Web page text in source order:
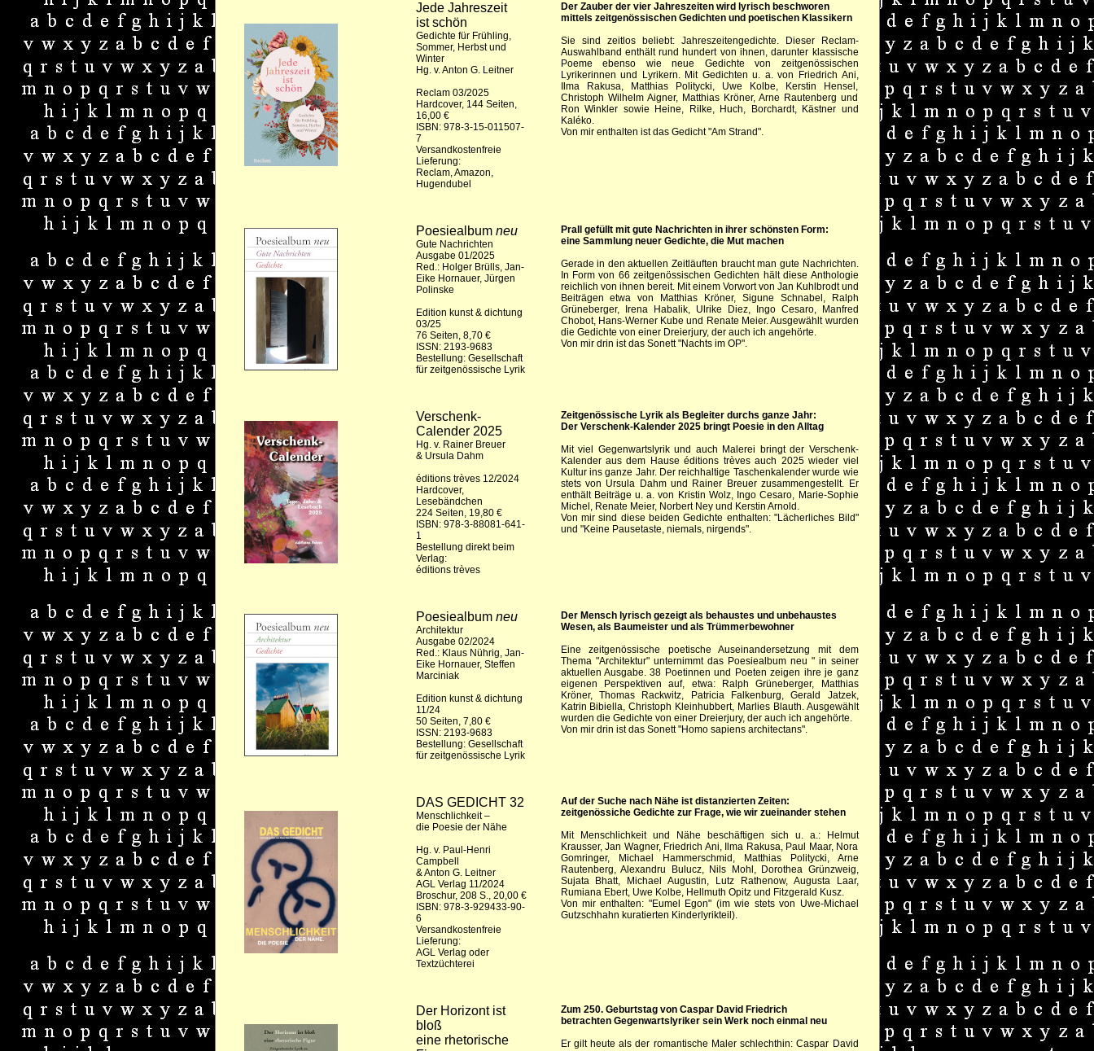
Jede Jahreszeit
ist schön
Gedichte für Frühling,
Sommer, Herbst und
Winter
Hg. v. Anton G. Leitner
Reclam 03/2025
Hardcover, 144 Seiten,
16,00 €
ISBN: 978-3-15-011507-
7
Versandkostenfreie
Lieferung:
Reclam,Amazon,
Hugendubel
Der Zauber der vier Jahreszeiten wird lyrisch beschworen
mittels zeitgenössischen Gedichten und poetischen Klassikern
Sie sind zeitlos beliebt: Jahreszeitengedichte. Dieser Reclam-
Auswahlband enthält rund hundert von ihnen, darunter klassische
Poeme ebenso wie neue Gedichte von zeitgenössischen
Lyrikerinnen und Lyrikern. Mit Gedichten u. a. von Friedrich Ani,
Ilma Rakusa, Matthias Politycki, Uwe Kolbe, Kerstin Hensel,
Christoph Wilhelm Aigner, Matthias Kröner, Arne Rautenberg und
Ron Winkler sowie Heine, Rilke, Huch, Borchardt, Kästner und
Kaléko.
Von mir enthalten ist das Gedicht "Am Strand".
Poesiealbum neu
Gute Nachrichten
Ausgabe 01/2025
Red.: Holger Brülls, Jan-
Eike Hornauer, Jürgen
Polinske
Edition kunst & dichtung
03/25
76 Seiten, 8,70 €
ISSN: 2193-9683
Bestellung: Gesellschaft
für zeitgenössische Lyrik
Prall gefüllt mit gute Nachrichten in ihrer schönsten Form:
eine Sammlung neuer Gedichte, die Mut machen
Gerade in den aktuellen Zeitläuften braucht man gute Nachrichten.
In Form von 66 zeitgenössischen Gedichten hält diese Anthologie
reichlich von ihnen bereit. Mit einem Vorwort von Jan Kuhlbrodt und
Beiträgen etwa von Matthias Kröner, Sigune Schnabel, Ralph
Grüneberger, Irena Habalik, Ulrike Diez, Ingo Cesaro, Manfred
Chobot, Hans-Werner Kube und Renate Meier. Ausgewählt wurden
die Gedichte von einer Dreierjury, der auch ich angehörte.
Von mir drin ist das Sonett "Nachts im OP".
Verschenk-
Calender 2025
Hg. v. Rainer Breuer
& Ursula Dahm
éditions trèves 12/2024
Hardcover,
Lesebändchen
224 Seiten, 19,80 €
ISBN: 978-3-88081-641-
1
Bestellung direkt beim
Verlag:
éditions trèves
Zeitgenössische Lyrik als Begleiter durchs ganze Jahr:
Der Verschenk-Kalender 2025 bringt Poesie in den Alltag
Mit viel Gegenwartslyrik und auch Malerei bringt der Verschenk-
Kalender aus dem Hause éditions trèves auch 2025 wieder viel
Kultur ins ganze Jahr. Der reichhaltige Taschenkalender wurde wie
stets von Ursula Dahm und Rainer Breuer zusammengestellt. Er
enthält Beiträge u. a. von Kristin Wolz, Ingo Cesaro, Marie-Sophie
Michel, Renate Meier, Norbert Ney und Kerstin Arnold.
Von mir sind diese beiden Gedichte enthalten: "Lächerliches Bild"
und "Keine Pausetaste, niemals, nirgends".
Poesiealbum neu
Architektur
Ausgabe 02/2024
Red.: Klaus Nührig, Jan-
Eike Hornauer, Steffen
Marciniak
Edition kunst & dichtung
11/24
50 Seiten, 7,80 €
ISSN: 2193-9683
Bestellung: Gesellschaft
für zeitgenössische Lyrik
Der Mensch lyrisch gezeigt als behaustes und unbehaustes
Wesen, als Baumeister und als Trümmerbewohner
Eine zeitgenössische poetische Auseinandersetzung mit dem
Thema "Architektur" unternimmt das Poesiealbum neu " in seiner
aktuellen Ausgabe. 38 Poetinnen und Poeten zeigen ihre je ganz
eigenen Perspektiven auf, etwa: Ralph Grüneberger, Matthias
Kröner, Thomas Rackwitz, Patricia Falkenburg, Gerald Jatzek,
Katrin Bibiella, Christoph Kleinhubbert, Marlies Blauth. Ausgewählt
wurden die Gedichte von einer Dreierjury, der auch ich angehörte.
Von mir drin ist das Sonett "Homo sapiens architectans".
DAS GEDICHT 32
Menschlichkeit –
die Poesie der Nähe
Hg. v. Paul-Henri
Campbell
& Anton G. Leitner
AGL Verlag 11/2024
Broschur, 208 S., 20,00 €
ISBN: 978-3-929433-90-
6
Versandkostenfreie
Lieferung:
AGL Verlag oder
Textzüchterei
Auf der Suche nach Nähe ist distanzierten Zeiten:
zeitgenössiche Gedichte zur Frage, wie wir zueinander stehen
Mit Menschlichkeit und Nähe beschäftigen sich u. a.: Helmut
Krausser, Jan Wagner, Friedrich Ani, Ilma Rakusa, Paul Maar, Nora
Gomringer, Michael Hammerschmid, Matthias Politycki, Arne
Rautenberg, Alexandru Bulucz, Nils Mohl, Dorothea Grünzweig,
Sujata Bhatt, Michael Augustin, Lutz Rathenow, Augusta Laar,
Rumiana Ebert, Uwe Kolbe, Hellmuth Opitz und Fitzgerald Kusz.
Von mir enthalten: "Eumel Egon" (im wie stets von Uwe-Michael
Gutzschhahn kuratierten Kinderlyrikteil).
Der Horizont ist
bloß
eine rhetorische
Zum 250. Geburtstag von Caspar David Friedrich
betrachten Gegenwartslyriker sein Werk noch einmal neu
Er gilt heute als der romantische Maler schlechthin: Caspar David